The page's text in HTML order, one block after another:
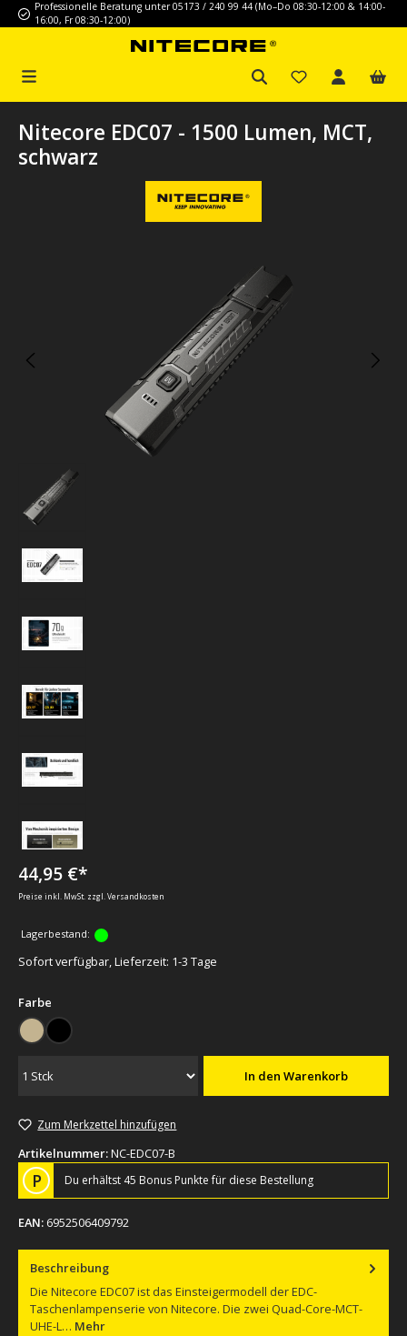
Zum Hauptinhalt springen
Professionelle Beratung unter 05173 / 240 99 44 (Mo–Do 08:30-12:00 & 14:00-
16:00, Fr 08:30-12:00)
Nitecore EDC07 - 1500 Lumen, MCT,
schwarz
44,95 €*
Preise inkl. MwSt. zzgl. Versandkosten
Lagerbestand:
Sofort verfügbar, Lieferzeit: 1-3 Tage
Farbe
Sand schwarz
In den Warenkorb
Zum Merkzettel hinzufügen
Artikelnummer:NC-EDC07-B
P Du erhältst 45 Bonus Punkte für diese Bestellung
EAN: 6952506409792
Beschreibung
Die Nitecore EDC07 ist das Einsteigermodell der EDC-
Taschenlampenserie von Nitecore. Die zwei Quad-Core-MCT-
UHE-L… Mehr